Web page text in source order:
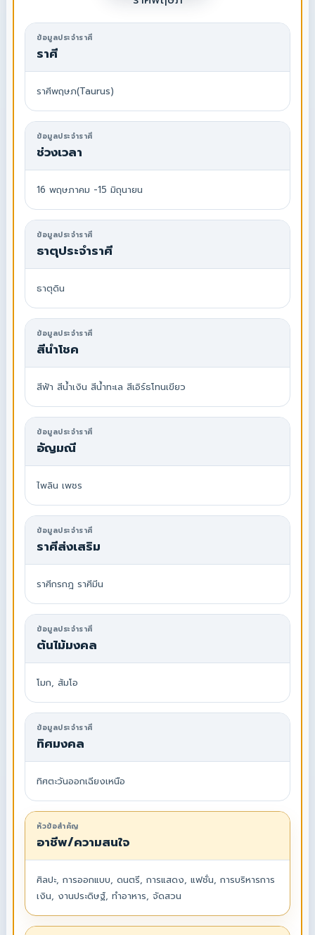
ข้อมูลประจำราศี
ราศี
ราศีพฤษภ(Taurus)
ข้อมูลประจำราศี
ช่วงเวลา
16 พฤษภาคม -15 มิถุนายน
ข้อมูลประจำราศี
ธาตุประจำราศี
ธาตุดิน
ข้อมูลประจำราศี
สีนำโชค
สีฟ้า สีน้ำเงิน สีน้ำทะเล สีเอิร์ธโทนเขียว
ข้อมูลประจำราศี
อัญมณี
ไพลิน เพชร
ข้อมูลประจำราศี
ราศีส่งเสริม
ราศีกรกฎ ราศีมีน
ข้อมูลประจำราศี
ต้นไม้มงคล
โมก, ส้มโอ
ข้อมูลประจำราศี
ทิศมงคล
ทิศตะวันออกเฉียงเหนือ
หัวข้อสำคัญ
อาชีพ/ความสนใจ
ศิลปะ, การออกแบบ, ดนตรี, การแสดง, แฟชั่น, การบริหารการ
เงิน, งานประดิษฐ์, ทำอาหาร, จัดสวน